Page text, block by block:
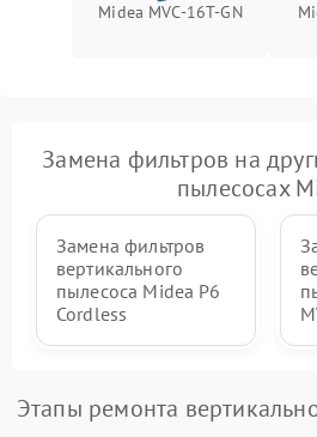
Повреждение внутренних
500 ₽
Повреждение системы
защиты от короткого
замыкания
1500 ₽
Midea MVC-16T-GN
Замена фильтров на
пылесосах
Замена фильтров
вертикального
пылесоса Midea P6
Cordless
Этапы ремонта